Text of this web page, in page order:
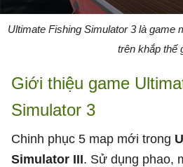
Ultimate Fishing Simulator 3 là game
trên khắp thế
Giới thiệu game
Simulator 3
Chinh phục 5 map mới trong
Simulator III. Sử dụng phao,